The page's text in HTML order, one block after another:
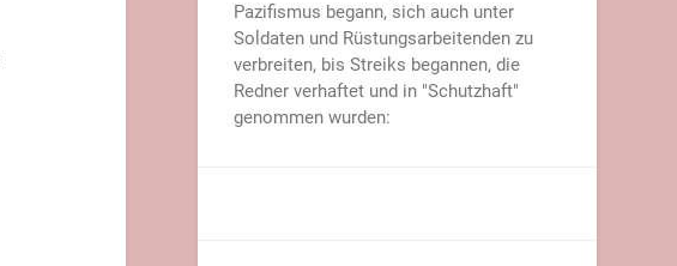
Pazifismus begann, sich auch unter
Soldaten und Rüstungsarbeitenden zu
verbreiten, bis Streiks begannen, die
Redner verhaftet und in "Schutzhaft"
genommen wurden: